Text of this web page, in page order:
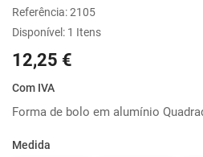
Referência:2105
Disponível: 1 Itens
12,25 €
Com IVA
Forma de bolo em alumínio
Medida